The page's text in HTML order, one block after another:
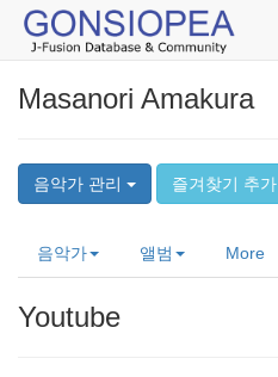
Masanori Amakura
음악가 관리 즐겨찾기 추가
음악가 앨범 More
Youtube